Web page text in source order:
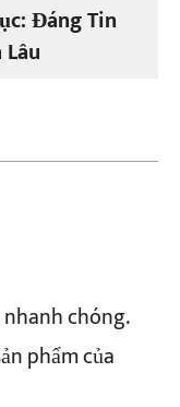
Đáng Tin
Lâu
chóng.
phẩm của